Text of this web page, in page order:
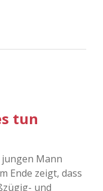
tun
jungen Mann
Ende zeigt, dass
und